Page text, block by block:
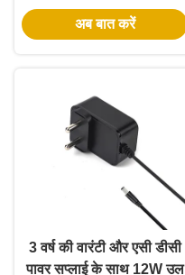
वारंटी और कई सुरक्षा के साथ
अब बात करें
3 वर्ष की वारंटी और एसी डीसी
पावर सप्लाई के साथ 12W उल